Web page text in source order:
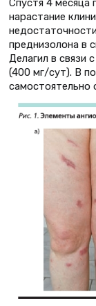
нарастание
преднизолона в
Делагил в связи
(400 мг/сут). В
самостоятельно